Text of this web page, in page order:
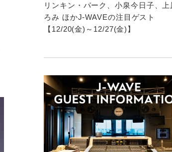
リンキン・パーク、小泉今日子、上
ろみ ほかJ-WAVEの注目ゲスト
【12/20(金)～12/27(金)】